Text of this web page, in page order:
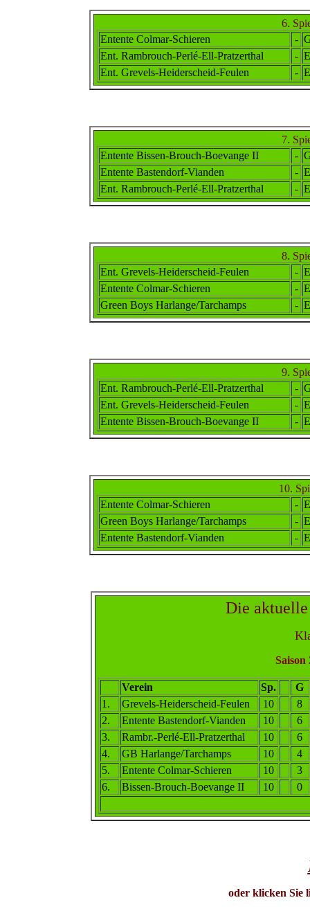
6.
Entente Colmar-Schieren
-
Ent. Rambrouch-Perlé-Ell-Pratzerthal -
Ent. Grevels-Heiderscheid-Feulen
-
7.
Entente Bissen-Brouch-Boevange II
-
Entente Bastendorf-Vianden
-
Ent. Rambrouch-Perlé-Ell-Pratzerthal -
8.
Ent. Grevels-Heiderscheid-Feulen
-
Entente Colmar-Schieren
-
Green Boys Harlange/Tarchamps
-
9.
Ent. Rambrouch-Perlé-Ell-Pratzerthal -
Ent. Grevels-Heiderscheid-Feulen
-
Entente Bissen-Brouch-Boevange II
-
10.
Entente Colmar-Schieren
-
Green Boys Harlange/Tarchamps
-
Entente Bastendorf-Vianden
-
Die
Saison
Verein Sp.
G
1 . Grevels-Heiderscheid-Feulen 10
8
2. Entente Bastendorf-Vianden 10
6
3.
Rambr.-Perlé-Ell-Pratzerthal 10
6
4.
GB Harlange/Tarchamps 10
4
5. Entente Colmar-Schieren 10
3
6. Bissen-Brouch-Boevange II 10 0
oder klicken Sie